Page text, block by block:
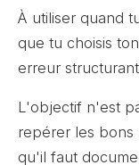
À utiliser quand
que tu choisis
erreur
L'objectif n'est
repérer les bons
qu'il faut